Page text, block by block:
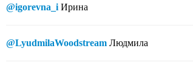
@igorevna_i Ирина
@LyudmilaWoodstream Людмила